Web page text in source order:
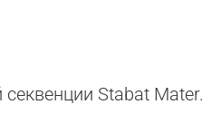
Stabat Mater.